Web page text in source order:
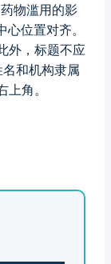
物滥用的影
位置对齐。
外，标题不应
和机构隶属
角。